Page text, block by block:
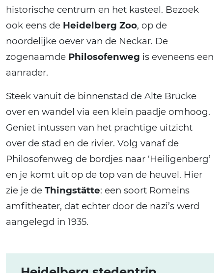
historische centrum en het kasteel. Bezoek
ook eens de Heidelberg Zoo, op de
noordelijke oever van de Neckar. De
zogenaamde Philosofenweg is eveneens een
aanrader.
Steek vanuit de binnenstad de Alte Brücke
over en wandel via een klein paadje omhoog.
Geniet intussen van het prachtige uitzicht
over de stad en de rivier. Volg vanaf de
Philosofenweg de bordjes naar ‘Heiligenberg’
en je komt uit op de top van de heuvel. Hier
zie je de Thingstätte: een soort Romeins
amfitheater, dat echter door de nazi’s werd
aangelegd in 1935.